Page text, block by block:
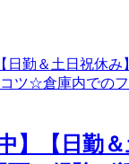
中】【日勤